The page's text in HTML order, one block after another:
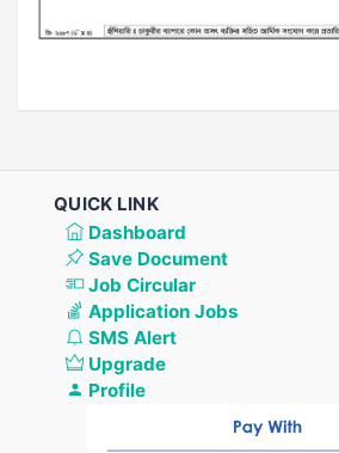
QUICK LINK
Dashboard
Save Document
Job Circular
Application Jobs
SMS Alert
Upgrade
Profile